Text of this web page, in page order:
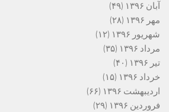
آبان ۱۳۹۶
(۴۹)
مهر ۱۳۹۶
(۲۸)
شهریور ۱۳۹۶
(۱۲)
مرداد ۱۳۹۶
(۳۵)
تیر ۱۳۹۶
(۴۰)
خرداد ۱۳۹۶
(۱۵)
اردیبهشت ۱۳۹۶
(۶۶)
فروردین ۱۳۹۶
(۲۹)